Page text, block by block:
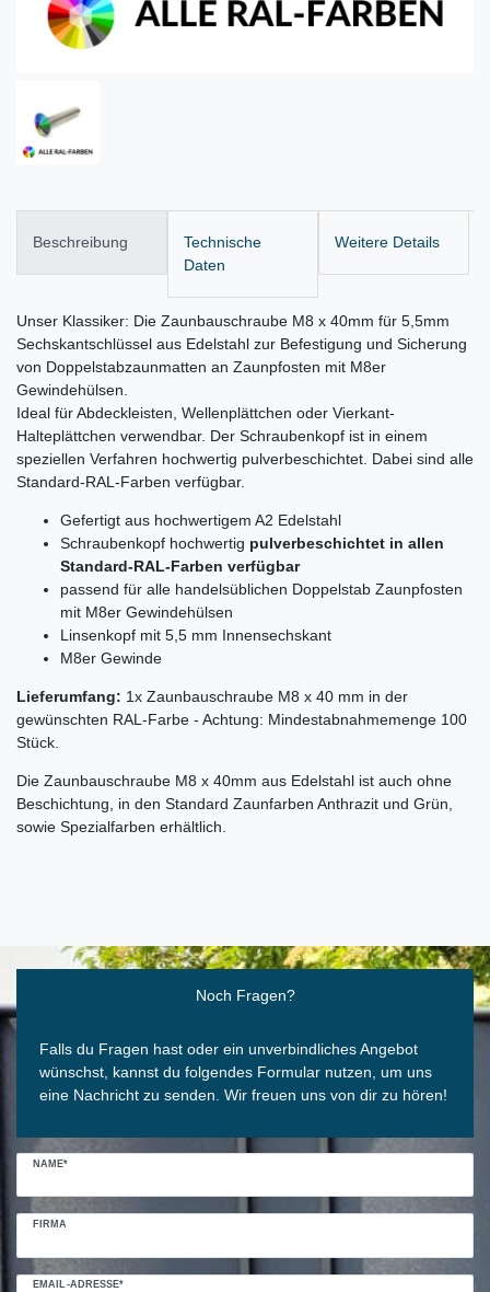
Beschreibung
Technische
Daten
Weitere Details
Unser Klassiker: Die Zaunbauschraube M8 x 40mm für 5,5mm
Sechskantschlüssel aus Edelstahl zur Befestigung und Sicherung
von Doppelstabzaunmatten an Zaunpfosten mit M8er
Gewindehülsen.
Ideal für Abdeckleisten, Wellenplättchen oder Vierkant-
Halteplättchen verwendbar. Der Schraubenkopf ist in einem
speziellen Verfahren hochwertig pulverbeschichtet. Dabei sind alle
Standard-RAL-Farben verfügbar.
Gefertigt aus hochwertigem A2 Edelstahl
Schraubenkopf hochwertig pulverbeschichtet in allen
Standard-RAL-Farben verfügbar
passend für alle handelsüblichen Doppelstab Zaunpfosten
mit M8er Gewindehülsen
Linsenkopf mit 5,5 mm Innensechskant
M8er Gewinde
Lieferumfang: 1x Zaunbauschraube M8 x 40 mm in der
gewünschten RAL-Farbe - Achtung: Mindestabnahmemenge 100
Stück.
Die Zaunbauschraube M8 x 40mm aus Edelstahl ist auch ohne
Beschichtung, in den Standard Zaunfarben Anthrazit und Grün,
sowie Spezialfarben erhältlich.
Noch Fragen?
Falls du Fragen hast oder ein unverbindliches Angebot
wünschst, kannst du folgendes Formular nutzen, um uns
eine Nachricht zu senden. Wir freuen uns von dir zu hören!
NAME*
FIRMA
EMAIL-ADRESSE*
Ceres::Template.mailFormHoneypotLabel